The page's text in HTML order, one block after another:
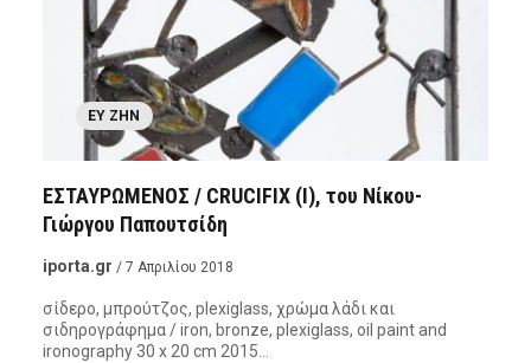
ΕΥ ΖΗΝ
ΕΣΤΑΥΡΩΜΕΝΟΣ / CRUCIFIX (I), του Νίκου-
Γιώργου Παπουτσίδη
iporta.gr / 7 Απριλίου 2018
σίδερο, μπρούτζος, plexiglass, χρώμα λάδι και
σιδηρογράφημα / iron, bronze, plexiglass, oil paint and
ironography 30 x 20 cm 2015…